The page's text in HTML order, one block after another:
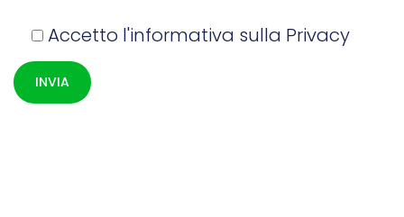
Accetto l'informativa sulla Privacy